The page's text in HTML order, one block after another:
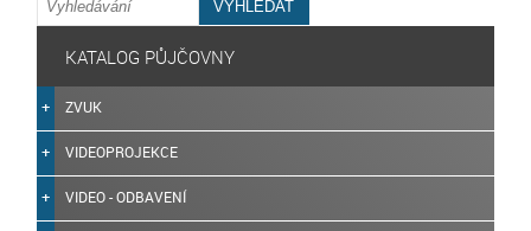
KATALOG PŮJČOVNY
ZVUK
VIDEOPROJEKCE
VIDEO - ODBAVENÍ